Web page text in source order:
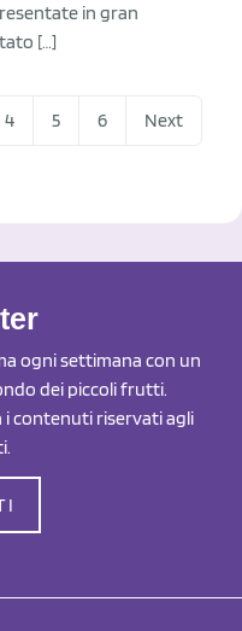
in gran
[…]
4 5 6 Next
ogni settimana con un
dei piccoli frutti.
i contenuti riservati agli